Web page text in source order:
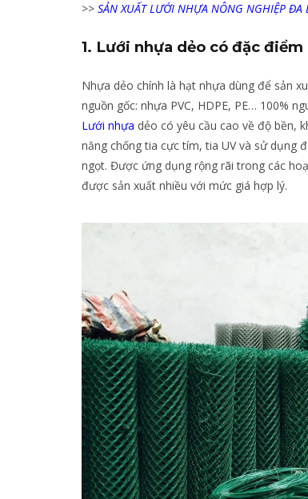
>> SẢN XUẤT LƯỚI NHỰA NÔNG NGHIỆP ĐA
1. Lưới nhựa dẻo có đặc điểm
Nhựa dẻo chính là hạt nhựa dùng để sản
nguồn gốc: nhựa PVC, HDPE, PE… 100%
Lưới nhựa dẻo có yêu cầu cao về độ bền,
năng chống tia cực tím, tia UV và sử dụng
ngọt. Được ứng dụng rộng rãi trong các
được sản xuất nhiều với mức giá hợp lý.